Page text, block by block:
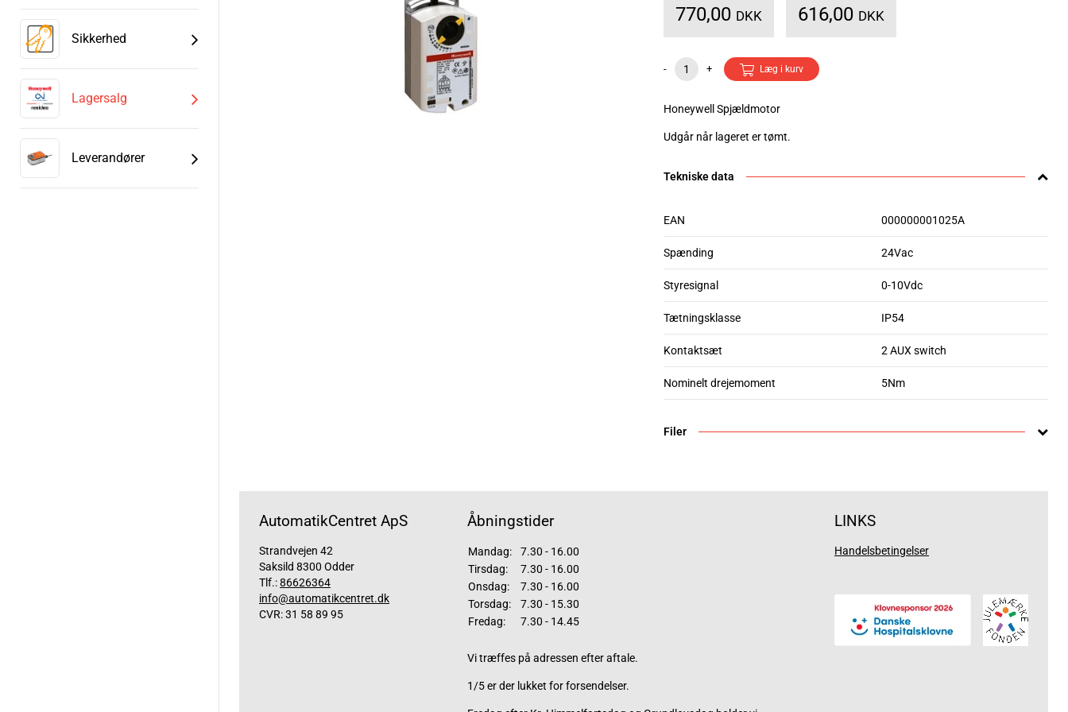
Sikkerhed
Lagersalg
Leverandører
770,00 DKK 616,00 DKK
- + Læg i kurv
Honeywell Spjældmotor
Udgår når lageret er tømt.
Tekniske data
EAN 000000001025A
Spænding 24Vac
Styresignal 0-10Vdc
Tætningsklasse IP54
Kontaktsæt 2 AUX switch
Nominelt drejemoment 5Nm
Filer
AutomatikCentret ApS
Strandvejen 42
Saksild 8300 Odder
Tlf.:86626364
info@automatikcentret.dk
CVR: 31 58 89 95
Åbningstider
Mandag:
7.30 - 16.00
Tirsdag:
7.30 - 16.00
Onsdag:
7.30 - 16.00
Torsdag:
7.30 - 15.30
Fredag:
7.30 - 14.45
Vi træffes på adressen efter aftale.
1/5 er der lukket for forsendelser.
LINKS
Handelsbetingelser